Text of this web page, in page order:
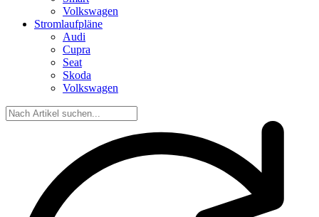
Volkswagen
Stromlaufpläne
Audi
Cupra
Seat
Skoda
Volkswagen